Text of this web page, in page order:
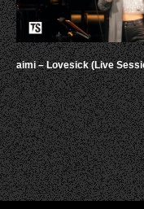
aimi – Lovesick (Live